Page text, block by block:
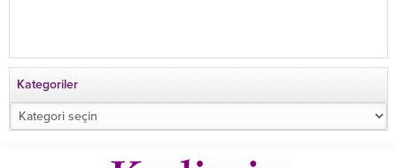
Kategoriler
Kategoriler